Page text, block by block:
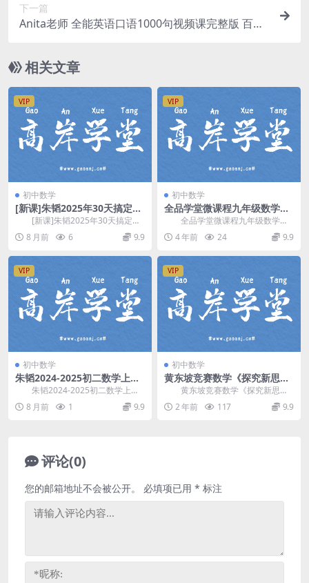
下一篇
Anita老师 全能英语口语1000句视频课完整版 百度
相关文章
VIP
初中数学
[新课]朱韬2025年30天搞定初
中数学(含讲义 答案) 百度网盘
分享
[新课]朱韬2025年30天搞定初
中数学(含讲义 答案)，版本：全国
通用版，...
8 月前 6 9.9
VIP
初中数学
全品学堂微课程九年级数学下
册64课时（初三）百度网盘分
享
全品学堂微课程九年级数学下
册64课时，百度网盘分享初中数学
课程7.76G高清...
4 年前 24 9.9
VIP
初中数学
朱韬2024-2025初二数学上秋
季全国S班(含讲义) 百度网盘
分享
朱韬2024-2025初二数学上秋
季全国S班(含讲义)，开课时间：20
24年...
8 月前 1 9.9
VIP
初中数学
黄东坡竞赛数学《探究新思维
八年级视频讲解课程》百度网
盘分享
黄东坡竞赛数学《探究新思维
八年级视频讲解课程》，讲解知识
模块包括：数与代数、...
2 年前 117 9.9
评论(0)
您的邮箱地址不会被公开。 必填项已用 * 标注